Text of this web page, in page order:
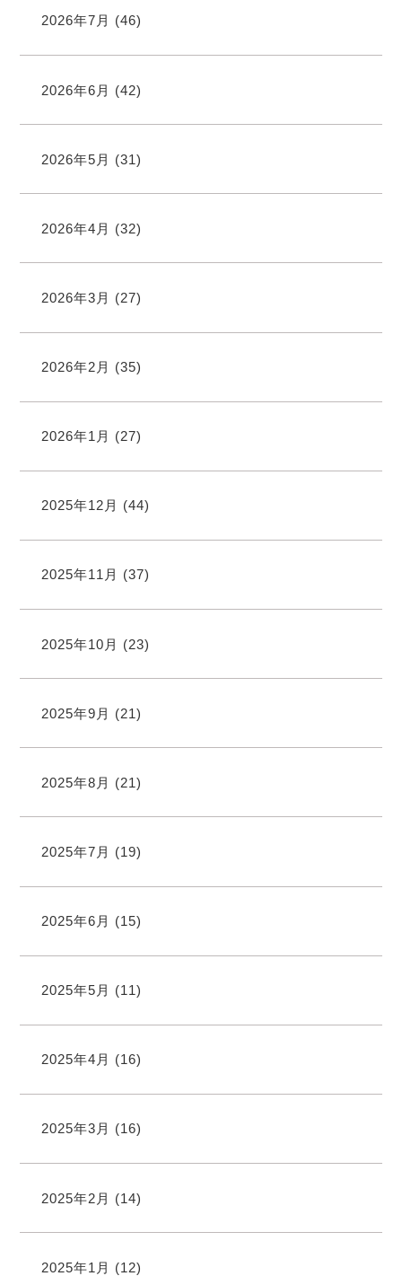
2026年7月 (46)
2026年6月 (42)
2026年5月 (31)
2026年4月 (32)
2026年3月 (27)
2026年2月 (35)
2026年1月 (27)
2025年12月 (44)
2025年11月 (37)
2025年10月 (23)
2025年9月 (21)
2025年8月 (21)
2025年7月 (19)
2025年6月 (15)
2025年5月 (11)
2025年4月 (16)
2025年3月 (16)
2025年2月 (14)
2025年1月 (12)